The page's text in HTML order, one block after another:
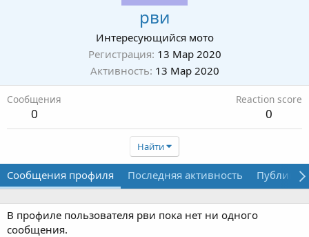
рви
Интересующийся мото
Регистрация 13 Мар 2020
Активность 13 Мар 2020
Сообщения
0
Reaction score
0
Найти
Сообщения профиля Последняя активность
В профиле пользователя рви пока нет ни одного
сообщения.